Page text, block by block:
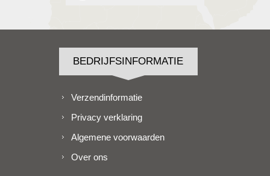
BEDRIJFSINFORMATIE
Verzendinformatie
Privacy verklaring
Algemene voorwaarden
Over ons